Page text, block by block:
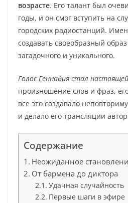
возрасте. Его талант был
годы, и он смог вступить на
городских радиостанций.
создавать своеобразный
загадочного и уникального.
Голос Геннадия стал
произношение слов и фраз,
все это создавало
и делало его трансляции
Содержание
Неожиданное
От бармена до диктора
Удачная случайность
Первые шаги в эфире